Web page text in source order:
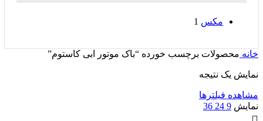
مکس 1
خانه محصولات برچسب خورده “باک موتور ابی کاستوم”
نمایش یک نتیجه
مشاهده فیلترها
نمایش 9
24
36